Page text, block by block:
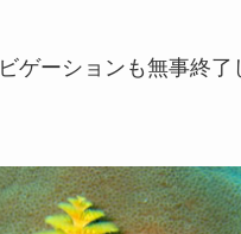
ゲーションも無事終了